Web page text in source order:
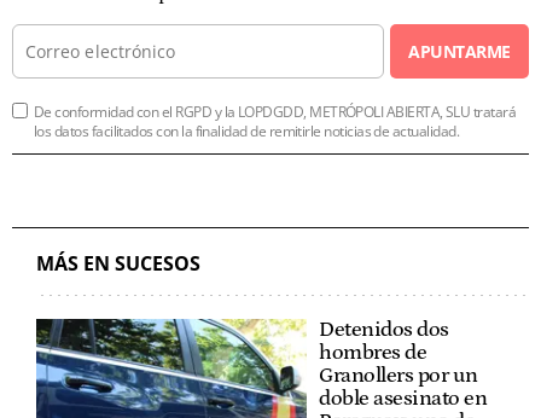
APUNTARME
De conformidad con el RGPD y la LOPDGDD, METRÓPOLI ABIERTA, SLU tratará
los datos facilitados con la finalidad de remitirle noticias de actualidad.
MÁS EN SUCESOS
Detenidos dos
hombres de
Granollers por un
doble asesinato en